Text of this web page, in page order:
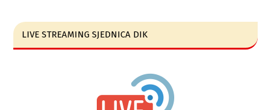
LIVE STREAMING SJEDNICA DIK